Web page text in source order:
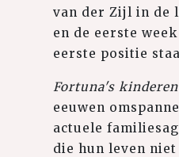
van der Zijl in de
en de eerste
eerste positie
Fortuna's kinderen
eeuwen
actuele
die hun leven